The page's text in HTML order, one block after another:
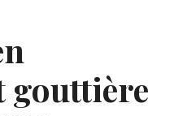
gouttière